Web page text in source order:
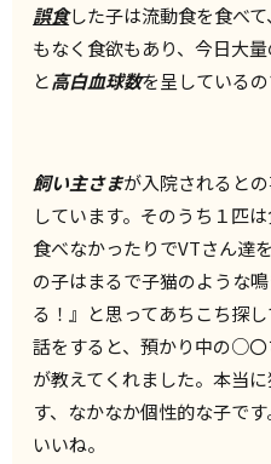
誤食した子は流動食を食べ
もなく食欲もあり、今日大
と高白血球数を呈している
飼い主さまが入院されると
しています。そのうち１匹
食べなかったりでVTさん達
の子はまるで子猫のような
る！』と思ってあちこち探
話をすると、預かり中の○
が教えてくれました。本当
す、なかなか個性的な子で
いいね。